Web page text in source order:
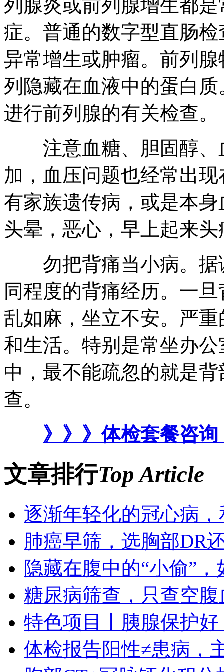
列腺炎或前列腺增生都
症。普通的数字型直肠
异常增生或肿瘤。前列
列隐藏在血液中的蛋白
进行前列腺的有关检查。
注意血糖、胆固醇、
加，血压问题也经常出
有家族遗传病，或是本
头晕，恶心，早上起来
勿把背痛当小病。据
同程度的背痛经历。一
乱如麻，坐立不安。严
和生活。特别是常坐办
中，最不能疏忽的就是
查。
》》》体检套餐咨
文章排行Top Article
逐渐年轻化的冠心病
肺癌早筛，选胸部DR
隐藏在腹中的“小偷”
糖尿病筛查，只查空
特色项目丨胰腺保护
体检报告阳性≠患病，